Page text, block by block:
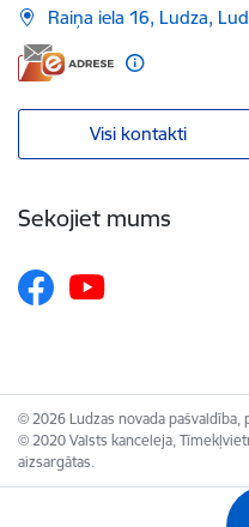
Raiņa iela 16, Ludza,
Visi kontakti
Sekojiet mums
© 2026 Ludzas novada pašvaldība,
© 2020 Valsts kanceleja,
aizsargātas.